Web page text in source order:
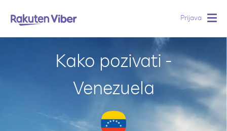
Prijava
Kako pozivati -
Venezuela